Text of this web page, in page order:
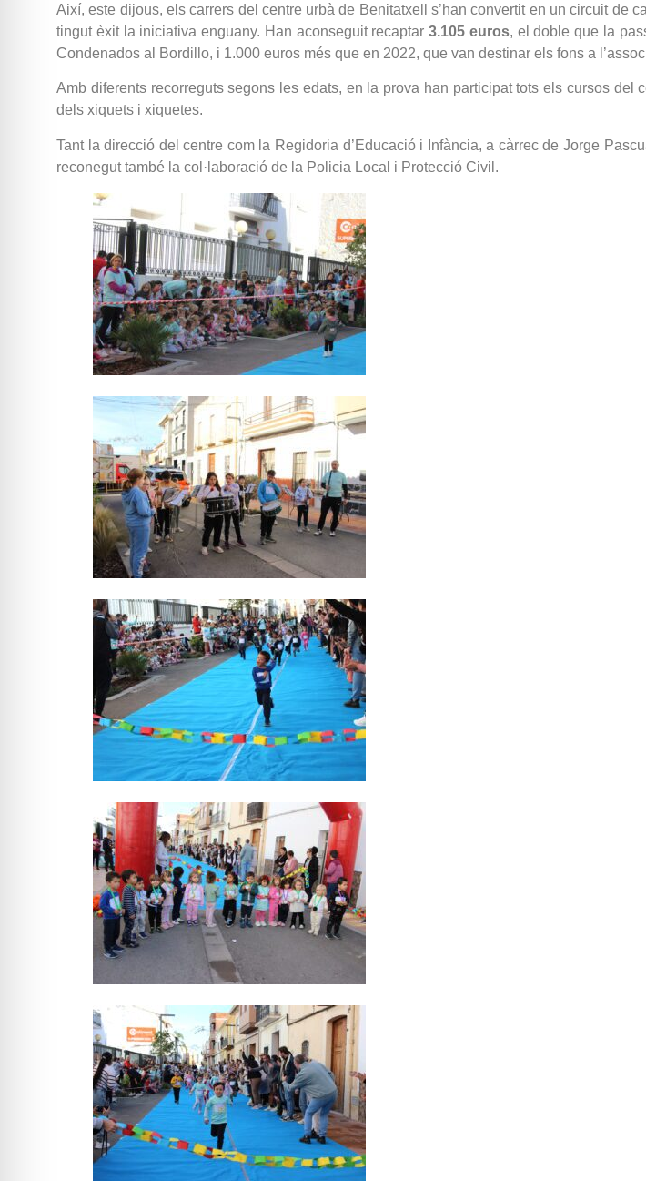
Així, este dijous, els carrers del centre urbà de Benitatxell s’han convertit en un circuit de
tingut èxit la iniciativa enguany. Han aconseguit recaptar3.105 euros, el doble que la
Condenados al Bordillo, i 1.000 euros més que en 2022, que van destinar els fons a
Amb diferents recorreguts segons les edats, en la prova han participat tots els cursos
dels xiquets i xiquetes.
Tant la direcció del centre com la Regidoria d’Educació i Infància, a càrrec de Jorge
reconegut també la col·laboració de la Policia Local i Protecció Civil.